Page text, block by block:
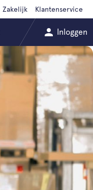
Inloggen
Zakelijk Klantenservice